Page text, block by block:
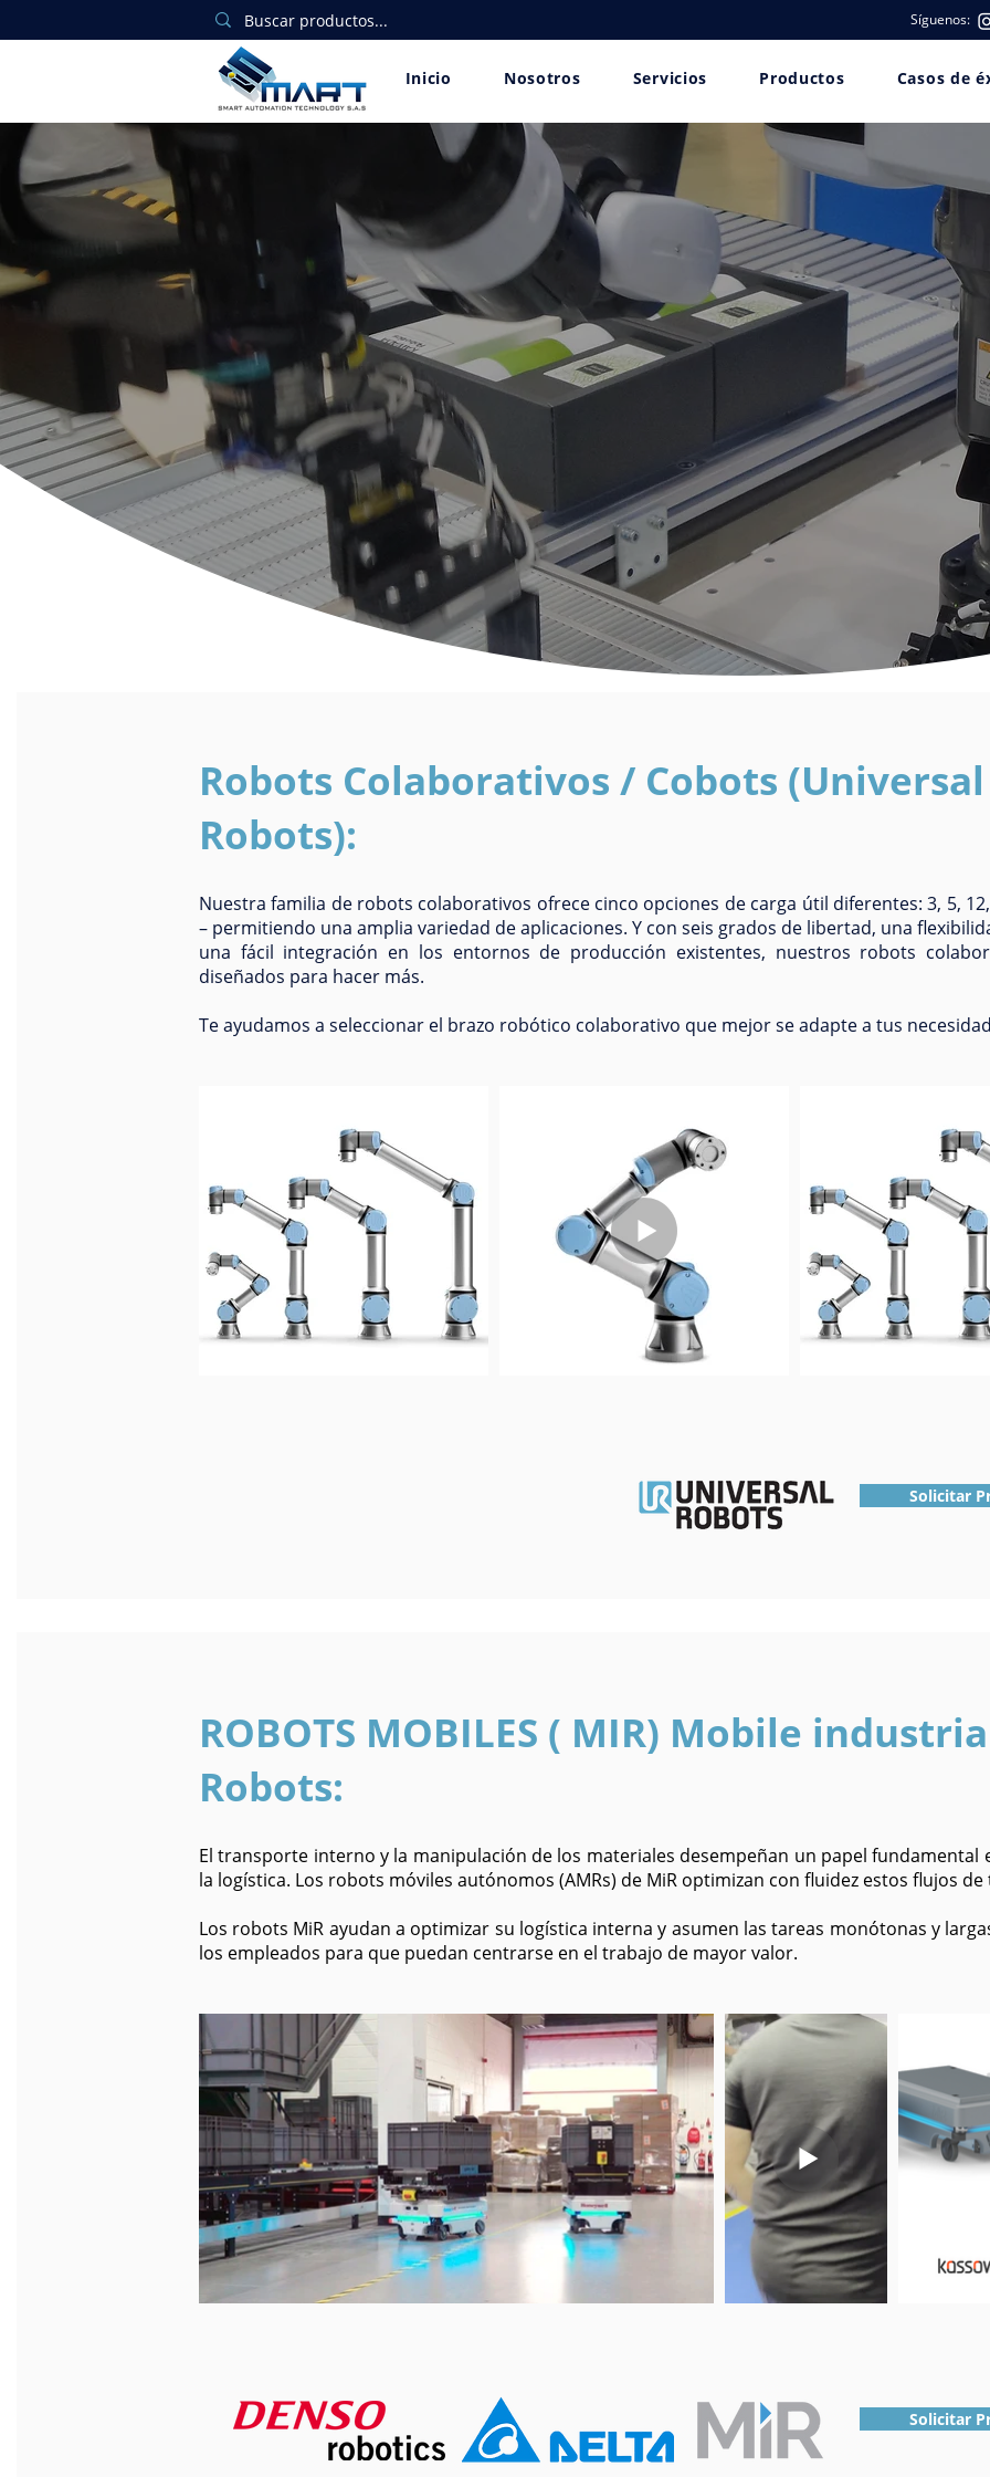
Síguenos:
Inicio Nosotros Servicios Productos Casos de
Robots Colaborativos / Cobots (Universal
Robots):
Nuestra familia de robots colaborativos ofrece cinco opciones de carga útil diferentes: 3, 5,
– permitiendo una amplia variedad de aplicaciones. Y con seis grados de libertad, una
una fácil integración en los entornos de producción existentes, nuestros robots
diseñados para hacer más.
Te ayudamos a seleccionar el brazo robótico colaborativo que mejor se adapte a tus
Solicitar
ROBOTS MOBILES ( MIR) Mobile
Robots:
El transporte interno y la manipulación de los materiales desempeñan un papel fundamental
la logística. Los robots móviles autónomos (AMRs) de MiR optimizan con fluidez estos flujos
Los robots MiR ayudan a optimizar su logística interna y asumen las tareas monótonas y
los empleados para que puedan centrarse en el trabajo de mayor valor.
Solicitar